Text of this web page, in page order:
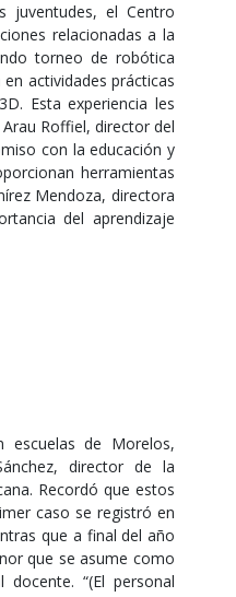
juventudes, el Centro
relacionadas a la
torneo de robótica
actividades prácticas
Esta experiencia les
Roffiel, director del
con la educación y
herramientas
Mendoza, directora
del aprendizaje
de Morelos,
director de la
Recordó que estos
caso se registró en
que a final del año
que se asume como
“(El personal